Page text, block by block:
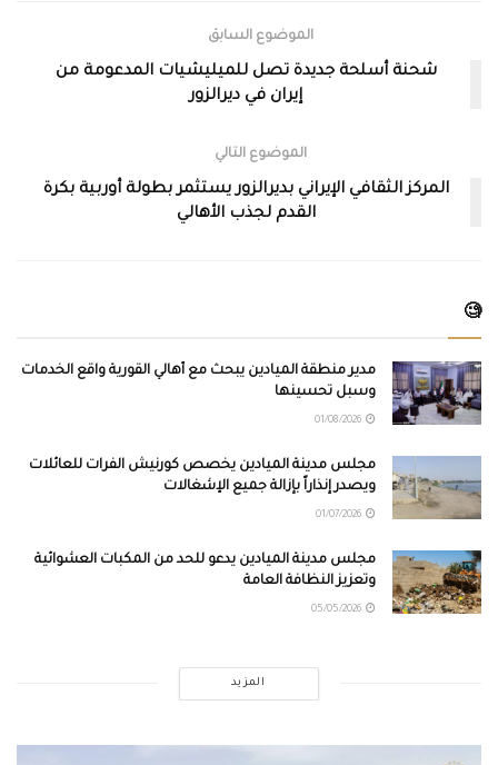
الموضوع السابق
شحنة أسلحة جديدة تصل للميليشيات المدعومة من
إيران في ديرالزور
الموضوع التالي
المركز الثقافي الإيراني بديرالزور يستثمر بطولة أوربية بكرة
القدم لجذب الأهالي
🧐
مدير منطقة الميادين يبحث مع أهالي القورية واقع الخدمات
وسبل تحسينها
مجلس مدينة الميادين يخصص كورنيش الفرات للعائلات
ويصدر إنذاراً بإزالة جميع الإشغالات
مجلس مدينة الميادين يدعو للحد من المكبات العشوائية
وتعزيز النظافة العامة
المزيد